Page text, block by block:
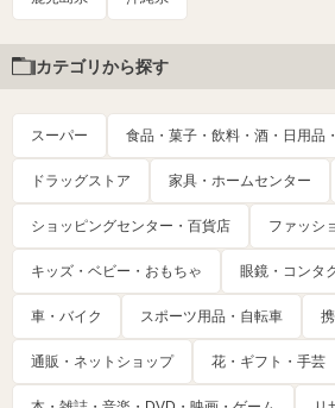
カテゴリから探す
スーパー 食品・菓子・飲料・酒・日用品
ドラッグストア 家具・ホームセンター
ショッピングセンター・百貨店 ファッシ
キッズ・ベビー・おもちゃ 眼鏡・コンタ
車・バイク スポーツ用品・自転車
通販・ネットショップ 花・ギフト・手芸